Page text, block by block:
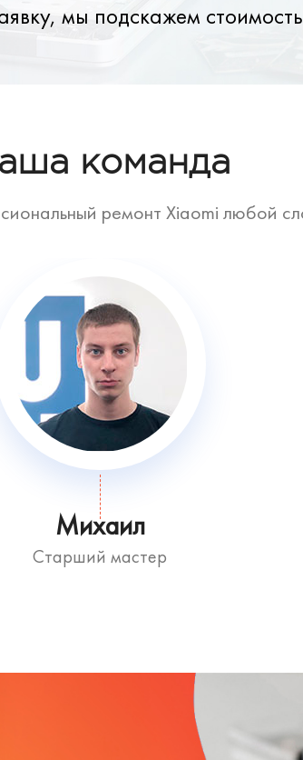
мы подскажем
команда
ремонт Xiaomi любой
Михаил
Старший мастер